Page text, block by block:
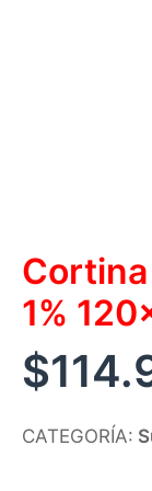
1%
$
CATEGORÍA: